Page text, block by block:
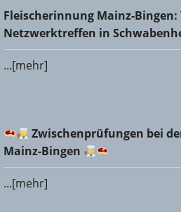
Fleischerinnung Mainz-Bingen:
Netzwerktreffen in Schwabenheim
Fleischerinnung Mainz-Bingen:
Netzwerktreffen in
...[mehr]
Zwischenprüfungen bei der
Bingen
Zwischenprüfungen bei
Mainz-Bingen
...[mehr]